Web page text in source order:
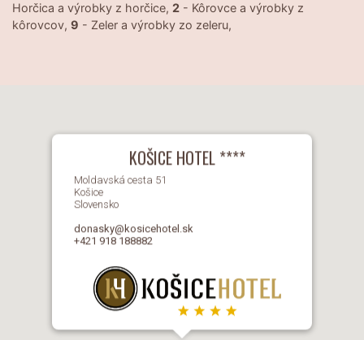
Horčica a výrobky z horčice, 2 - Kôrovce a výrobky z
kôrovcov, 9 - Zeler a výrobky zo zeleru,
KOŠICE HOTEL ****
Moldavská cesta 51
Košice
Slovensko
donasky@kosicehotel.sk
+421 918 188882